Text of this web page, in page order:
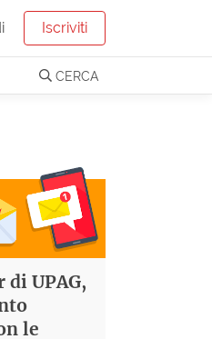
Iscriviti
CERCA
UPAG,
le